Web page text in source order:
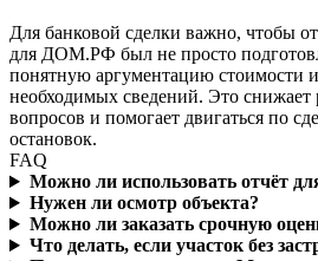
Для банковой сделки важно, чтобы
для ДОМ.РФ был не просто
понятную аргументацию стоимости
необходимых сведений. Это
вопросов и помогает двигаться по
остановок.
FAQ
Можно ли использовать отчёт
Нужен ли осмотр объекта?
Можно ли заказать срочную
Что делать, если участок без